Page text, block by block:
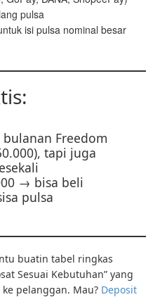
pulsa
isi pulsa nominal besar
Freedom
tapi juga
→ bisa beli
pulsa
buatin tabel ringkas
Sesuai Kebutuhan” yang
pelanggan. Mau? Deposit